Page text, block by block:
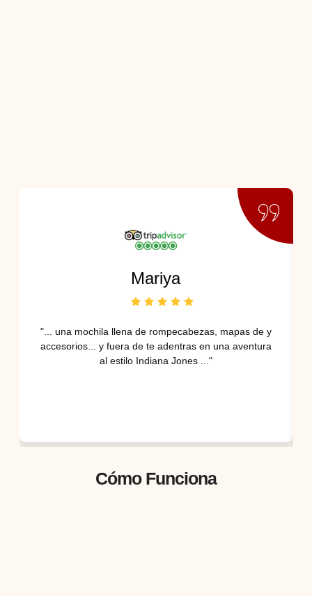
Mariya
"... una mochila llena de rompecabezas, mapas de y
accesorios... y fuera de te adentras en una aventura
al estilo Indiana Jones ..."
Cómo Funciona